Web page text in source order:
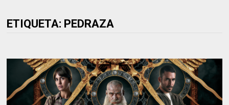
ETIQUETA: PEDRAZA